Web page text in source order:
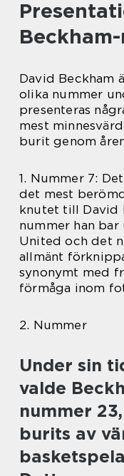
David Beckham
olika nummer
presenteras
mest
burit genom
1. Nummer 7:
det mest
knutet till David
nummer han
United och det
allmänt
synonymt med
förmåga inom
2. Nummer
Under sin
valde
nummer
burits av